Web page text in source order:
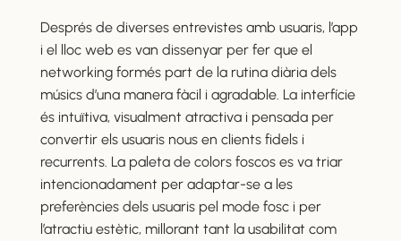
Després de diverses entrevistes amb usuaris, l’app
i el lloc web es van dissenyar per fer que el
networking formés part de la rutina diària dels
músics d’una manera fàcil i agradable. La interfície
és intuïtiva, visualment atractiva i pensada per
convertir els usuaris nous en clients fidels i
recurrents. La paleta de colors foscos es va triar
intencionadament per adaptar-se a les
preferències dels usuaris pel mode fosc i per
l’atractiu estètic, millorant tant la usabilitat com